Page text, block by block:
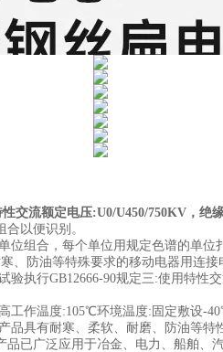
交流额定电压:U0/U450/750KV，
以便识别。
组合，每个单位用规定色谱的单位
、防油等特殊要求的移动电器用连
行GB12666-90规定三:使用特性
作温度:105℃环境温度:固定敷设-
具有耐寒、柔软、耐磨、防油等特
已广泛应用于冶金、电力、船舶、